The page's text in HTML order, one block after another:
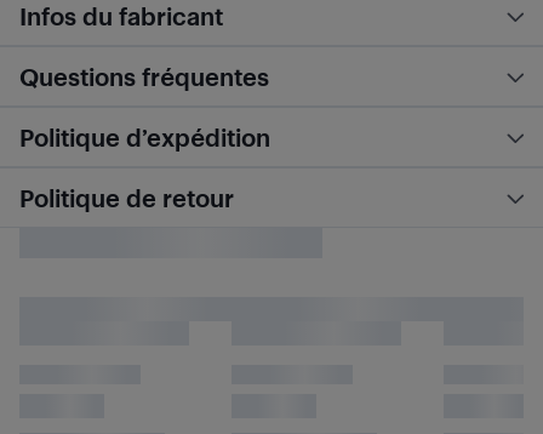
Infos du fabricant
Questions fréquentes
Politique d’expédition
Politique de retour